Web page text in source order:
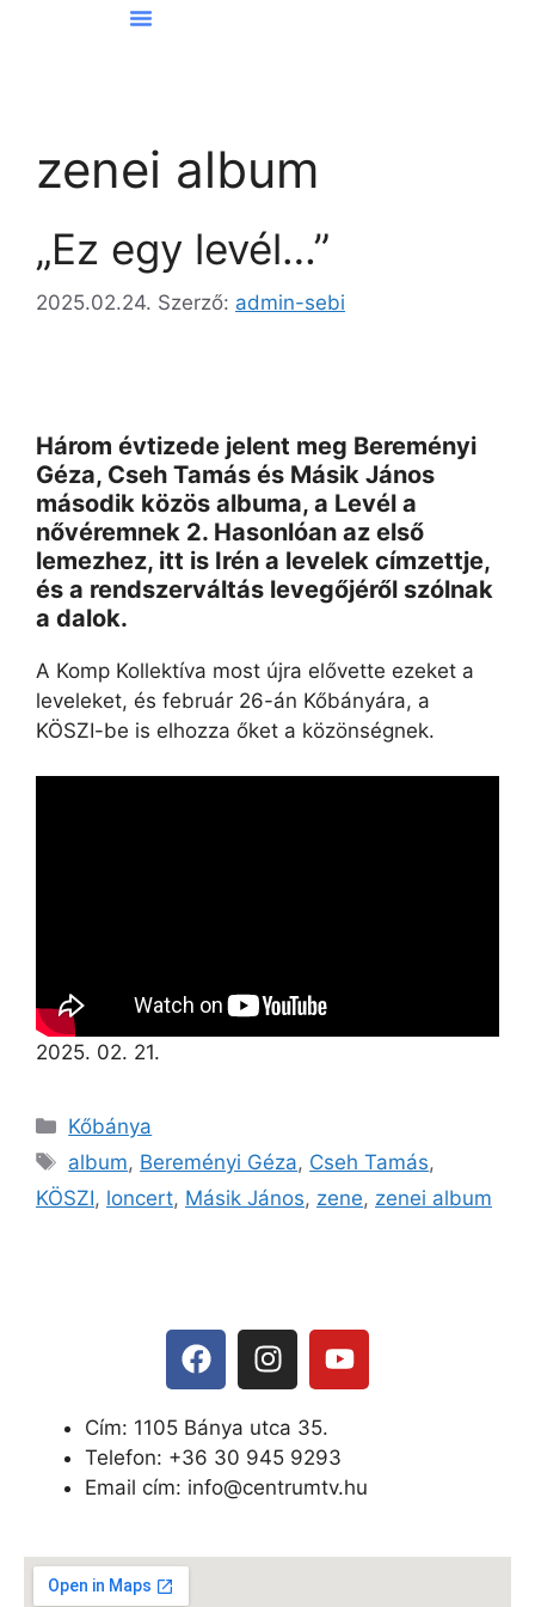
zenei album
„Ez egy levél…”
2025.02.24. Szerző: admin-sebi
Három évtizede jelent meg Bereményi
Géza, Cseh Tamás és Másik János
második közös albuma, a Levél a
nővéremnek 2. Hasonlóan az első
lemezhez, itt is Irén a levelek címzettje,
és a rendszerváltás levegőjéről szólnak
a dalok.
A Komp Kollektíva most újra elővette ezeket a
leveleket, és február 26-án Kőbányára, a
KÖSZI-be is elhozza őket a közönségnek.
2025. 02. 21.
Kőbánya
album, Bereményi Géza, Cseh Tamás,
KÖSZI, loncert, Másik János, zene, zenei album
Cím: 1105 Bánya utca 35.
Telefon: +36 30 945 9293
Email cím: info@centrumtv.hu